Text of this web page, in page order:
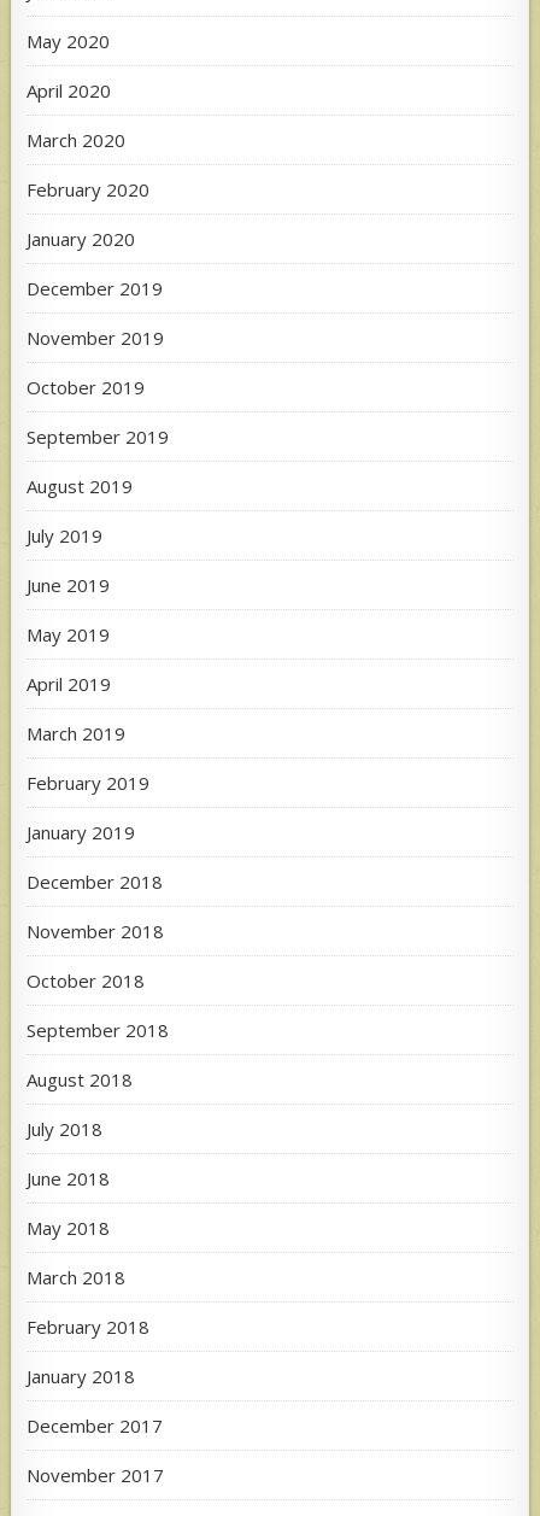
May 2020
April 2020
March 2020
February 2020
January 2020
December 2019
November 2019
October 2019
September 2019
August 2019
July 2019
June 2019
May 2019
April 2019
March 2019
February 2019
January 2019
December 2018
November 2018
October 2018
September 2018
August 2018
July 2018
June 2018
May 2018
March 2018
February 2018
January 2018
December 2017
November 2017